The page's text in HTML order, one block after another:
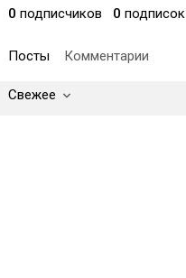
0 подписчиков 0 подписок
Посты Комментарии
Свежее